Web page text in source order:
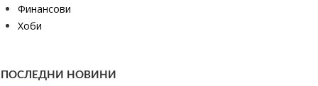
Финансови
Хоби
ПОСЛЕДНИ НОВИНИ